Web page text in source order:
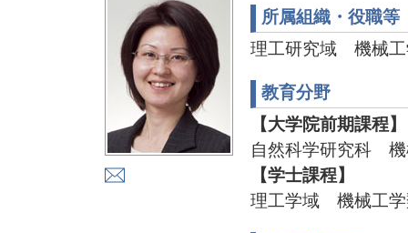
所属組織・役職等
理工研究域 機械工
教育分野
【大学院前期課程】
自然科学研究科 機
【学士課程】
理工学域 機械工